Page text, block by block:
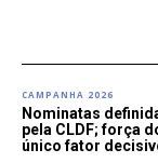
CAMPANHA 2026
Nominatas
pela CLDF; força
único fator